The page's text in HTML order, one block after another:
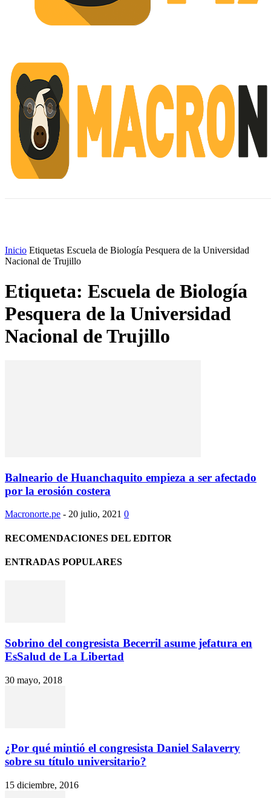
Inicio Etiquetas Escuela de Biología Pesquera de la Universidad
Nacional de Trujillo
Etiqueta: Escuela de Biología
Pesquera de la Universidad
Nacional de Trujillo
Balneario de Huanchaquito empieza a ser afectado
por la erosión costera
Macronorte.pe - 20 julio, 2021 0
RECOMENDACIONES DEL EDITOR
ENTRADAS POPULARES
Sobrino del congresista Becerril asume jefatura en
EsSalud de La Libertad
30 mayo, 2018
¿Por qué mintió el congresista Daniel Salaverry
sobre su título universitario?
15 diciembre, 2016